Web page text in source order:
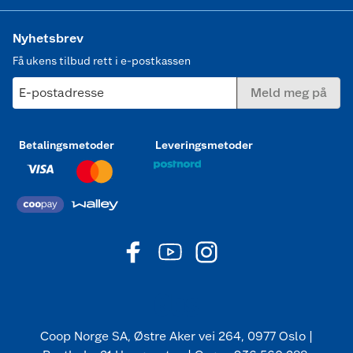
Nyhetsbrev
Få ukens tilbud rett i e-postkassen
E-postadresse Meld meg på
Betalingsmetoder Leveringsmetoder
Coop Norge SA, Østre Aker vei 264, 0977 Oslo |